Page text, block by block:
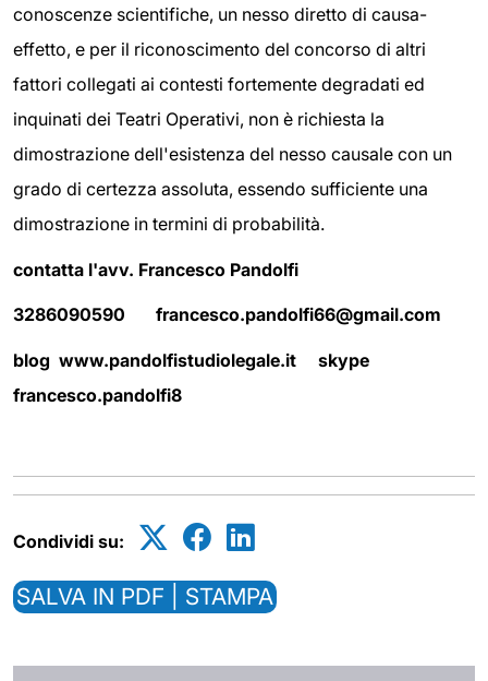
conoscenze scientifiche, un nesso diretto di causa-
effetto, e per il riconoscimento del concorso di altri
fattori collegati ai contesti fortemente degradati ed
inquinati dei Teatri Operativi, non è richiesta la
dimostrazione dell'esistenza del nesso causale con un
grado di certezza assoluta, essendo sufficiente una
dimostrazione in termini di probabilità.
contatta l'avv. Francesco Pandolfi
3286090590 francesco.pandolfi66@gmail.com
blog www.pandolfistudiolegale.it skype
francesco.pandolfi8
Condividi su:
SALVA IN PDF | STAMPA